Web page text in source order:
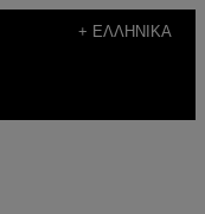
+ ΕΛΛΗΝΙΚΆ